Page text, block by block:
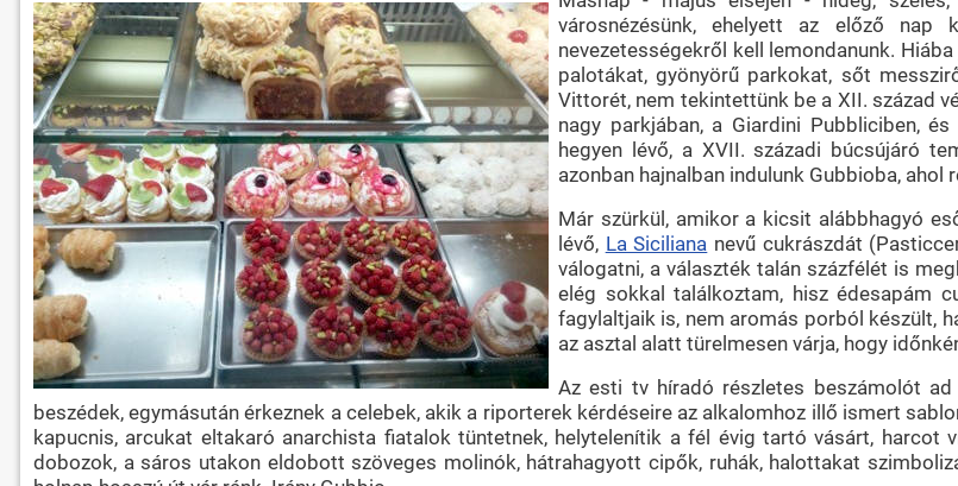
városnézésünk, ehelyett az előző nap
nevezetességekről kell lemondanunk.
palotákat, gyönyörű parkokat, sőt
Vittorét, nem tekintettünk be a XII. század
nagy parkjában, a Giardini Pubbliciben,
hegyen lévő, a XVII. századi búcsújáró
azonban hajnalban indulunk Gubbioba,
Már szürkül, amikor a kicsit alábbhagyó
lévő, La Siciliana nevű cukrászdát
válogatni, a választék talán százfélét is
elég sokkal találkoztam, hisz édesapám
fagylaltjaik is, nem aromás porból készült,
az asztal alatt türelmesen várja, hogy
Az esti tv híradó részletes beszámolót
beszédek, egymásután érkeznek a celebek, akik a riporterek kérdéseire az alkalomhoz illő ismert
kapucnis, arcukat eltakaró anarchista fiatalok tüntetnek, helytelenítik a fél évig tartó vásárt,
dobozok, a sáros utakon eldobott szöveges molinók, hátrahagyott cipők, ruhák, halottakat